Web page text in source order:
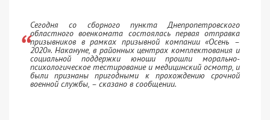
Сегодня со сборного пункта Днепропетровского
областного военкомата состоялась первая отправка
призывников в рамках призывной компании «Осень –
2020». Накануне, в районных центрах комплектования и
социальной поддержки юноши прошли морально-
психологическое тестирование и медицинский осмотр, и
были признаны пригодными к прохождению срочной
военной службы, – сказано в сообщении.